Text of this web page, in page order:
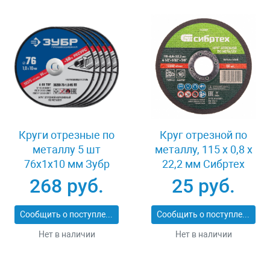
Круги отрезные по
металлу 5 шт
76x1x10 мм Зубр
36200-76-1.0-H5_z03
268 руб.
Сообщить о поступлении
Нет в наличии
Круг отрезной по
металлу, 115 х 0,8 х
22,2 мм Сибртех
743307
25 руб.
Сообщить о поступлении
Нет в наличии